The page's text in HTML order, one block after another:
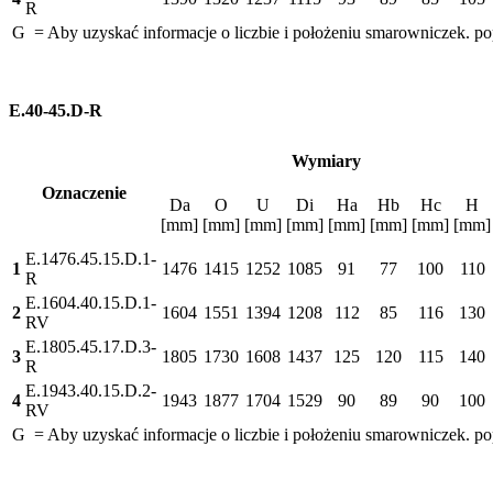
R
G = Aby uzyskać informacje o liczbie i położeniu smarowniczek.
E.40-45.D-R
Oznaczenie
Wymiary
Da
[mm]
O
[mm]
U
[mm]
Di
[mm]
Ha
[mm]
Hb
[mm]
Hc
[mm]
H
[mm]
1
E.1476.45.15.D.1-
R
1476 1415 1252 1085 91 77 100 110
2
E.1604.40.15.D.1-
RV
1604 1551 1394 1208 112 85 116 130
3
E.1805.45.17.D.3-
R
1805 1730 1608 1437 125 120 115 140
4
E.1943.40.15.D.2-
RV
1943 1877 1704 1529 90 89 90
100
G = Aby uzyskać informacje o liczbie i położeniu smarowniczek.